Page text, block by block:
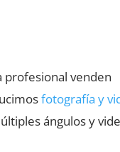
profesional venden
fotografía y
ángulos y